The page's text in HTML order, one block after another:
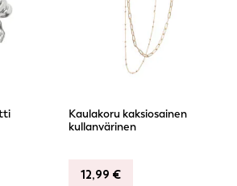
Kaulakoru kaksiosainen
kullanvärinen
12,99 €